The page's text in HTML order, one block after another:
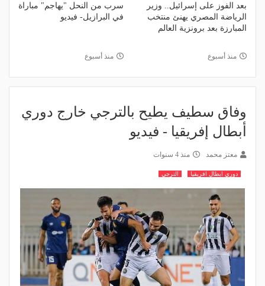
بعد الفوز على إسرائيل.. وزير
الرياضة المصري يهنئ منتخب
المبارزة بعد برونزية العالم
منذ أسبوع
سرب من النحل "يهاجم" مباراة
في البرازيل- فيديو
منذ أسبوع
وفاق سطيف يطيح بالترجي خارج دوري
أبطال إفريقيا - فيديو
معتز محمد منذ 4 سنوات
دوري ابطال افريقيا الترجي